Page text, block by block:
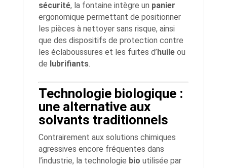
sécurité, la fontaine intègre un panier
ergonomique permettant de positionner
les pièces à nettoyer sans risque, ainsi
que des dispositifs de protection contre
les éclaboussures et les fuites d’huileou
de lubrifiants.
Technologie biologique :
une alternative aux
solvants traditionnels
Contrairement aux solutions chimiques
agressives encore fréquentes dans
l’industrie, la technologie bio utilisée par